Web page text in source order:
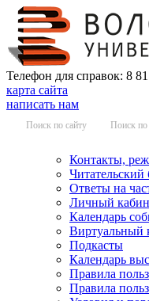
Телефон для справок: 8
карта сайта
написать нам
Поиск по сайту Поиск по
Контакты,
Ответы на
Личный
Календарь
Виртуальный
Подкасты
Календарь
Правила
Правила